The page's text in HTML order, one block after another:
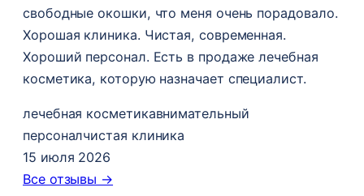
свободные окошки, что меня очень порадовало.
Хорошая клиника. Чистая, современная.
Хороший персонал. Есть в продаже лечебная
косметика, которую назначает специалист.
лечебная косметикавнимательный
персоналчистая клиника
15 июля 2026
Все отзывы →